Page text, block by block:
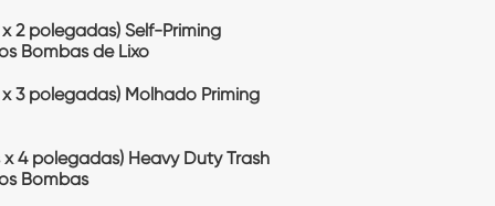
é necessário é a carga inicial,